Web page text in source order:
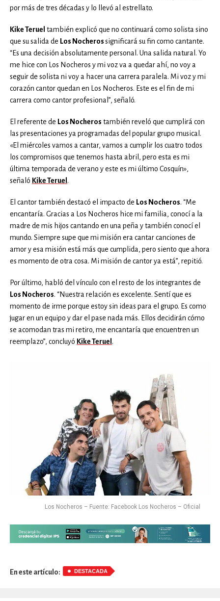
por más de tres décadas y lo llevó al estrellato.
Kike Teruel también explicó que no continuará como solista sino
que su salida de Los Nocherossignificará su fin como cantante.
“Es una decisión absolutamente personal. Una salida natural. Yo
me hice con Los Nocheros y mi voz va a quedar ahí, no voy a
seguir de solista ni voy a hacer una carrera paralela. Mi voz y mi
corazón cantor quedan en Los Nocheros. Este es el fin de mi
carrera como cantor profesional”, señaló.
El referente de Los Nocheros también reveló que cumplirá con
las presentaciones ya programadas del popular grupo musical.
«El miércoles vamos a cantar, vamos a cumplir los cuatro todos
los compromisos que tenemos hasta abril, pero esta es mi
última temporada de verano y este es mi último Cosquín»,
señaló Kike Teruel .
El cantor también destacó el impacto de Los Nocheros. “Me
encantaría. Gracias a Los Nocheros hice mi familia, conocí a la
madre de mis hijos cantando en una peña y también conocí el
mundo. Siempre supe que mi misión era cantar canciones de
amor y esa misión está más que cumplida, pero siento que ahora
es momento de otra cosa. Mi misión de cantor ya está”, repitió.
Por último, habló del vínculo con el resto de los integrantes de
Los Nocheros. “Nuestra relación es excelente. Sentí que es
momento de irme porque estoy sin ideas para el grupo. Es como
jugar en un equipo y dar el pase nada más. Ellos decidirán cómo
se acomodan tras mi retiro, me encantaría que encuentren un
reemplazo”, concluyó Kike Teruel .
Los Nocheros – Fuente: Facebook Los Nocheros – Oficial
En este artículo: DESTACADA